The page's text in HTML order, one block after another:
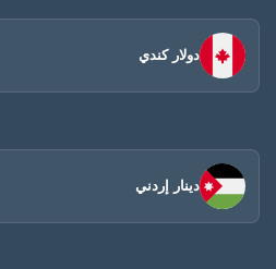
دولار كندي
دينار إردني